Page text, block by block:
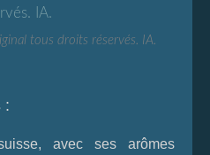
tous droits réservés. IA.
:
avec ses arômes